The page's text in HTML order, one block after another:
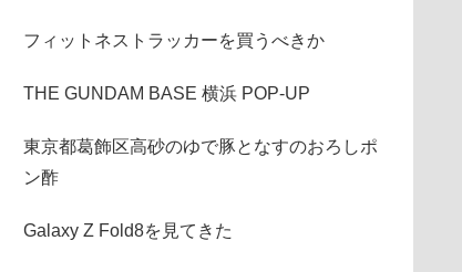
フィットネストラッカーを買うべきか
THE GUNDAM BASE 横浜 POP-UP
東京都葛飾区高砂のゆで豚となすのおろしポ
ン酢
Galaxy Z Fold8を見てきた